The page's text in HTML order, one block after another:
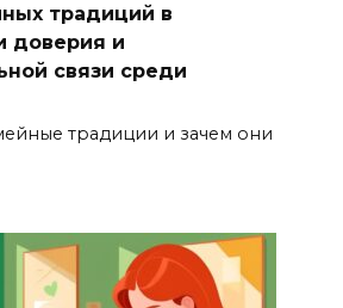
традиций в
доверия и
связи среди
традиции и зачем они